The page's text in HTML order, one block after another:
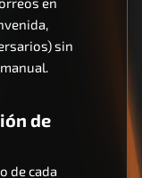
sin
de
de cada